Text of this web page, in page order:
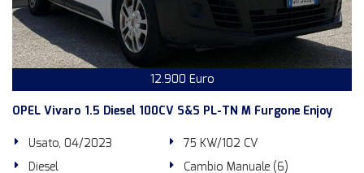
12.900 Euro
OPEL Vivaro 1.5 Diesel 100CV S&S PL-TN M Furgone Enjoy
Usato, 04/2023
75 KW/102 CV
Diesel
Cambio Manuale (6)